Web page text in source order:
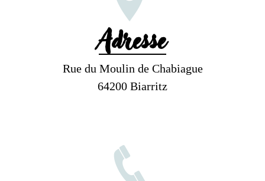
Adresse
Rue du Moulin de Chabiague
64200 Biarritz